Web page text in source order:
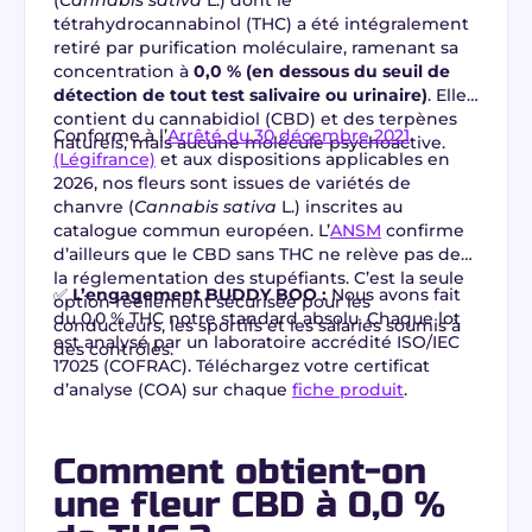
tétrahydrocannabinol (THC) a été intégralement
retiré par purification moléculaire, ramenant sa
concentration à 0,0 % (en dessous du seuil de
détection de tout test salivaire ou urinaire). Elle
contient du cannabidiol (CBD) et des terpènes
naturels, mais aucune molécule psychoactive.
Conforme à l’Arrêté du 30 décembre 2021
(Légifrance) et aux dispositions applicables en
2026, nos fleurs sont issues de variétés de
chanvre (Cannabis sativa L.) inscrites au
catalogue commun européen. L’ANSM confirme
d’ailleurs que le CBD sans THC ne relève pas de
la réglementation des stupéfiants. C’est la seule
option réellement sécurisée pour les
conducteurs, les sportifs et les salariés soumis à
des contrôles.
✅L’engagement BUDDY BOO :Nous avons fait
du 0,0 % THC notre standard absolu. Chaque lot
est analysé par un laboratoire accrédité ISO/IEC
17025 (COFRAC). Téléchargez votre certificat
d’analyse (COA) sur chaque fiche produit.
Comment obtient-on
une fleur CBD à 0,0 %